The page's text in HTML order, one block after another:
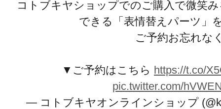
※画像は試作品です。実際の商品と
コトブキヤショップでのご購入で微笑
できる「表情替えパーツ」
ご予約お忘れな
▼ご予約はこちら https://t.co/
pic.twitter.com/
— コトブキヤオンラインショップ